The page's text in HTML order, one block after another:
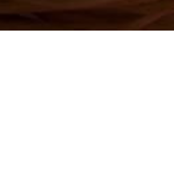
Политика конфиденциальности